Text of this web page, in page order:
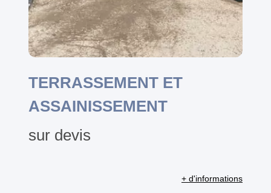
TERRASSEMENT ET
ASSAINISSEMENT
sur devis
+ d'informations